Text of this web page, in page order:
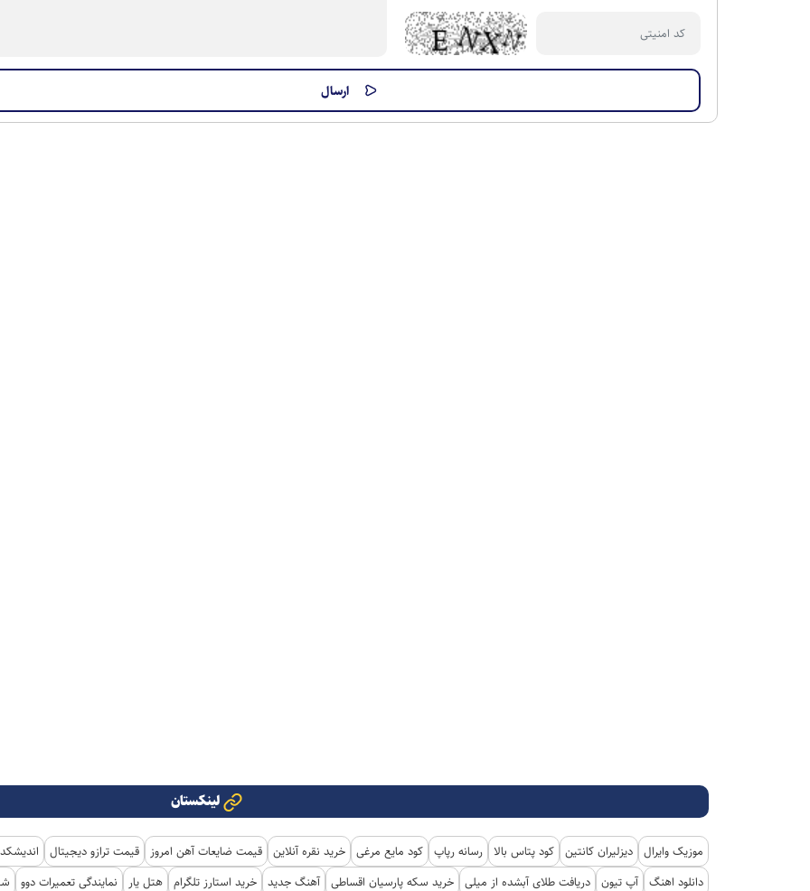
لینکستان
موزیک وایرال دیزلیران کانتین کود پتاس بالا رسانه رپاپ کود مایع مرغی خرید نقره آنلاین قیمت ضایعات آهن امروز قیمت ترازو دیجیتال
دانلود اهنگ آپ تیون دریافت طلای آبشده از میلی خرید سکه پارسیان اقساطی آهنگ جدید خرید استارز تلگرام هتل یار نمایندگی تعمیرات دوو